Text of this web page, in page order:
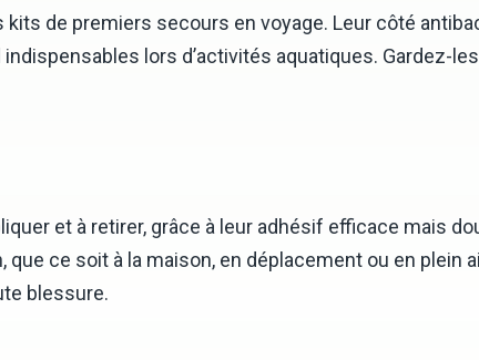
de premiers secours en voyage. Leur côté
lors d’activités aquatiques. Gardez-
et à retirer, grâce à leur adhésif efficace mais
ce soit à la maison, en déplacement ou en plein
blessure.